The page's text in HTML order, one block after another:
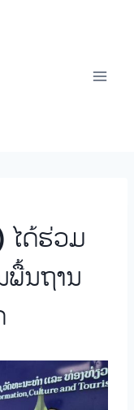
ໄດ້ຮ່ວມ
ພື້ນຖານ